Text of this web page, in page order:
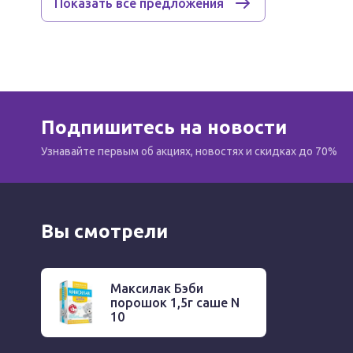
Индивидуальная непереносимость компонентов.
Особые указания
Для нормализации микрофлоры кишечника у
Максилак (капсулы).
Показать все предложения
Подпишитесь на новости
Узнавайте первым об акциях, новостях и скидках до 70%
Вы смотрели
Максилак Бэби
порошок 1,5г саше N
10